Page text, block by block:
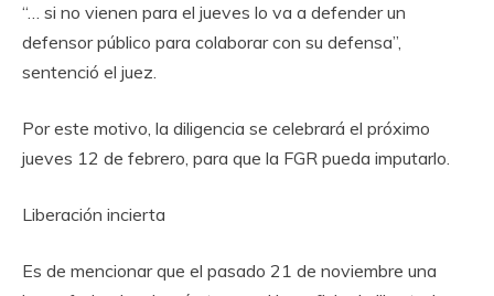
“… si no vienen para el jueves lo va a defender un
defensor público para colaborar con su defensa”,
sentenció el juez.
Por este motivo, la diligencia se celebrará el próximo
jueves 12 de febrero, para que la FGR pueda imputarlo.
Liberación incierta
Es de mencionar que el pasado 21 de noviembre una